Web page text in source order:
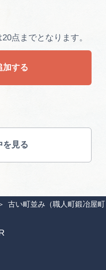
古い町並み（職人町鍛冶屋
点までとなります。
加する
を見る